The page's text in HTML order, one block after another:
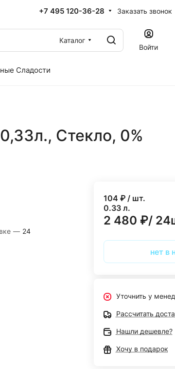
+7 495 120-36-28 Заказать звонок
Каталог
Войти
Сладости
Стекло, 0%
— 24
104 ₽ / шт.
0.33 л.
2 480 ₽/
нет в
Уточнить у
Рассчитать
Нашли дешевле?
Хочу в подарок